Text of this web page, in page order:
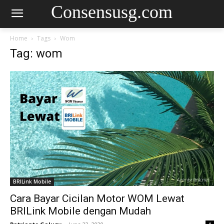
Consensusg.com
Home Tags Wom
Tag: wom
BRILink Mobile
Cara Bayar Cicilan Motor WOM Lewat
BRILink Mobile dengan Mudah